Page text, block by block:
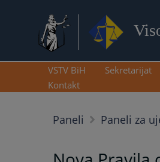
VSTV BiH Sekretarijat
Kontakt
Paneli Paneli za